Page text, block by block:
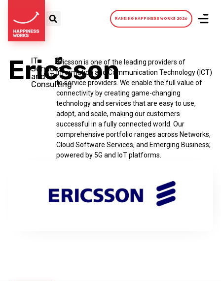
RANKING HAPPINESS WORKS 2026
Ericsson
IT
Services
and IT
Consulting
Ericsson is one of the leading providers of
Information and Communication Technology (ICT)
to service providers. We enable the full value of
connectivity by creating game-changing
technology and services that are easy to use,
adopt, and scale, making our customers
successful in a fully connected world. Our
comprehensive portfolio ranges across Networks,
Cloud Software Services, and Emerging Business;
powered by 5G and IoT platforms.